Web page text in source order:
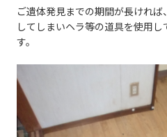
ご遺体発見までの期間が長けれ
してしまいヘラ等の道具を使用
す。